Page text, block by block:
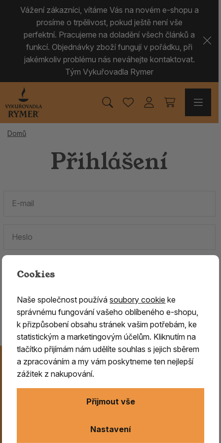
Vážení zákazníci, vítáme Vás na novém e-shopu a
prosíme o trpělivost, pokud ještě není vše
perfektní. Pracujeme na doladění všech článků a
funkcí. Objednávky zboží fungují v pořádku, při
jakémkoliv problému nás neváhejte kontaktovat.
Tým Vykuřovadla Rymer
Domů
Přihlášení
Zapomenuté heslo.
Jste tu poprvé?Zaregistrujte se
Novinky na Váš e-mail
Už nikdy nezmeškejte naše novinky, akce a speciální
nabídky. Přihlášení můžete kdykoliv zrušit.
Cookies
Naše společnost používásoubory cookie ke
správnému fungování vašeho oblíbeného e-shopu,
k přizpůsobení obsahu stránek vašim potřebám, ke
statistickým a marketingovým účelům. Kliknutím na
tlačítko přijímám nám udělíte souhlas s jejich sběrem
a zpracováním a my vám poskytneme ten nejlepší
zážitek z nakupování.
Nastavení
Přijmout vše